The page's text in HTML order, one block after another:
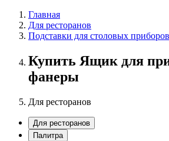
Главная
Для ресторанов
Подставки для столовых приборов
Купить Ящик для
фанеры
Для ресторанов
Для ресторанов
Палитра